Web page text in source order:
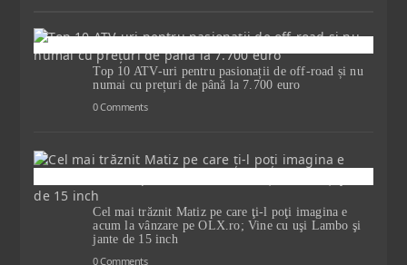
Top 10 ATV-uri pentru pasionații de off-road și nu
numai cu prețuri de până la 7.700 euro
0 Comments
Cel mai trăznit Matiz pe care ţi-l poţi imagina e
acum la vânzare pe OLX.ro; Vine cu uşi Lambo şi
jante de 15 inch
0 Comments